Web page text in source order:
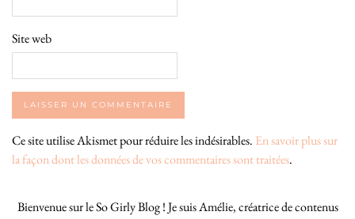
Site web
Ce site utilise Akismet pour réduire les indésirables. En savoir plus sur
la façon dont les données de vos commentaires sont traitées.
Bienvenue sur le So Girly Blog ! Je suis Amélie, créatrice de contenus